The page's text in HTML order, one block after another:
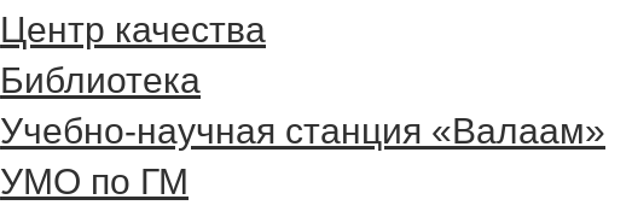
Центр качества
Библиотека
Учебно-научная станция «Валаам»
УМО по ГМ